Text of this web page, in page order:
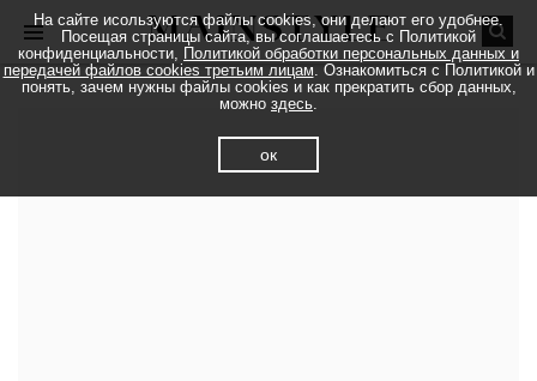
На сайте исользуются файлы cookies, они делают его удобнее.
Посещая страницы сайта, вы соглашаетесь с Политикой
конфиденциальности, Политикой обработки персональных данных и
передачей файлов cookies третьим лицам. Ознакомиться с Политикой и
понять, зачем нужны файлы cookies и как прекратить сбор данных,
можно здесь.
ок